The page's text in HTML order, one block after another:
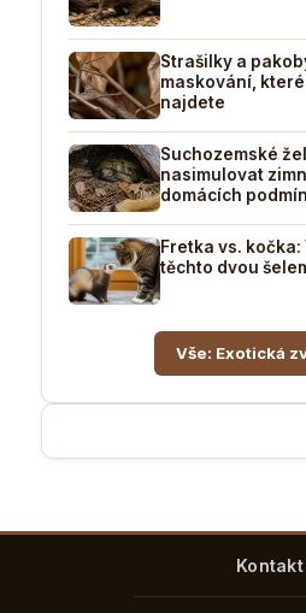
Strašilky a
maskování,
najdete
Suchozemské
nasimulovat
domácích
Fretka vs.
těchto dvou
Vše: Exotická
Kontakt